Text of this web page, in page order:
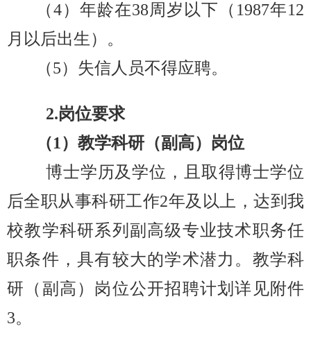
（4）年龄在38周岁以下（1987年12
月以后出生）。
（5）失信人员不得应聘。
2.岗位要求
（1）教学科研（副高）岗位
博士学历及学位，且取得博士学位
后全职从事科研工作2年及以上，达到我
校教学科研系列副高级专业技术职务任
职条件，具有较大的学术潜力。教学科
研（副高）岗位公开招聘计划详见附件
3。